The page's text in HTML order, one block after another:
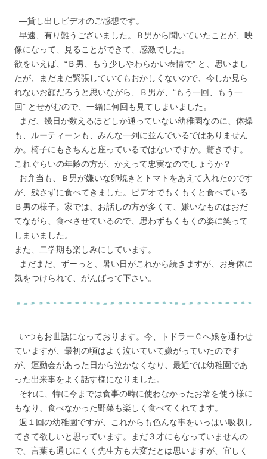
―貸し出しビデオのご感想です。
早速、有り難うございました。Ｂ男から聞いていたことが、映
像になって、見ることができて、感激でした。
欲をいえば、“Ｂ男、もう少しやわらかい表情で” と、思いまし
たが、まだまだ緊張していてもおかしくないので、今しか見ら
れないお顔だろうと思いながら、Ｂ男が、“もう一回、もう一
回” とせがむので、一緒に何回も見てしまいました。
まだ、幾日か数えるほどしか通っていない幼稚園なのに、体操
も、ルーティーンも、みんな一列に並んでいるではありません
か。椅子にもきちんと座っているではないですか。驚きです。
これぐらいの年齢の方が、かえって忠実なのでしょうか？
お弁当も、Ｂ男が嫌いな卵焼きとトマトをあえて入れたのです
が、残さずに食べてきました。ビデオでもくもくと食べている
Ｂ男の様子。家では、お話しの方が多くて、嫌いなものはおだ
てながら、食べさせているので、思わずもくもくの姿に笑って
しまいました。
また、二学期も楽しみにしています。
まだまだ、ずーっと、暑い日がこれから続きますが、お身体に
気をつけられて、がんばって下さい。
いつもお世話になっております。今、トドラーＣへ娘を通わせ
ていますが、最初の頃はよく泣いていて嫌がっていたのです
が、運動会があった日から泣かなくなり、最近では幼稚園であ
った出来事をよく話す様になりました。
それに、特に今までは食事の時に使わなかったお箸を使う様に
もなり、食べなかった野菜も楽しく食べてくれてます。
週１回の幼稚園ですが、これからも色んな事をいっぱい吸収し
てきて欲しいと思っています。まだ３才にもなっていませんの
で、言葉も通じにくく先生方も大変だとは思いますが、宜しく